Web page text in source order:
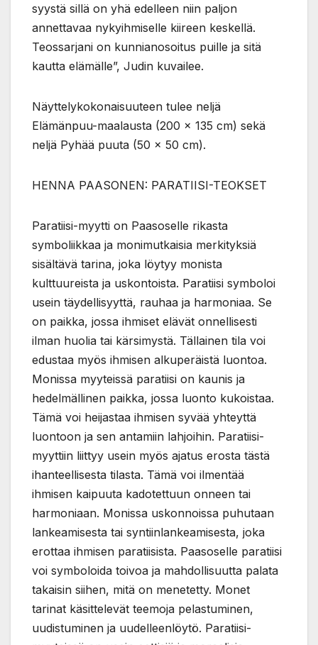
syystä sillä on yhä edelleen niin paljon
annettavaa nykyihmiselle kiireen keskellä.
Teossarjani on kunnianosoitus puille ja sitä
kautta elämälle”, Judin kuvailee.
Näyttelykokonaisuuteen tulee neljä
Elämänpuu-maalausta (200 x 135 cm) sekä
neljä Pyhää puuta (50 x 50 cm).
HENNA PAASONEN: PARATIISI-TEOKSET
Paratiisi-myytti on Paasoselle rikasta
symboliikkaa ja monimutkaisia merkityksiä
sisältävä tarina, joka löytyy monista
kulttuureista ja uskontoista. Paratiisi symboloi
usein täydellisyyttä, rauhaa ja harmoniaa. Se
on paikka, jossa ihmiset elävät onnellisesti
ilman huolia tai kärsimystä. Tällainen tila voi
edustaa myös ihmisen alkuperäistä luontoa.
Monissa myyteissä paratiisi on kaunis ja
hedelmällinen paikka, jossa luonto kukoistaa.
Tämä voi heijastaa ihmisen syvää yhteyttä
luontoon ja sen antamiin lahjoihin. Paratiisi-
myyttiin liittyy usein myös ajatus erosta tästä
ihanteellisesta tilasta. Tämä voi ilmentää
ihmisen kaipuuta kadotettuun onneen tai
harmoniaan. Monissa uskonnoissa puhutaan
lankeamisesta tai syntiinlankeamisesta, joka
erottaa ihmisen paratiisista. Paasoselle paratiisi
voi symboloida toivoa ja mahdollisuutta palata
takaisin siihen, mitä on menetetty. Monet
tarinat käsittelevät teemoja pelastuminen,
uudistuminen ja uudelleenlöytö. Paratiisi-